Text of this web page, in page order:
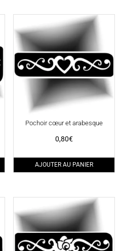
Pochoir cœur et arabesque
0,80€
AJOUTER AU PANIER